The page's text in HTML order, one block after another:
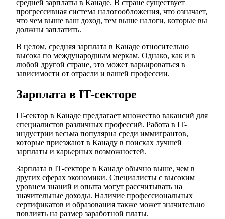
средней зарплаты в Канаде. В стране существует
прогрессивная система налогообложения, что означает,
что чем выше ваш доход, тем выше налоги, которые вы
должны заплатить.
В целом, средняя зарплата в Канаде относительно
высока по международным меркам. Однако, как и в
любой другой стране, это может варьироваться в
зависимости от отрасли и вашей профессии.
Зарплата в IT-секторе
IT-сектор в Канаде предлагает множество вакансий для
специалистов различных профессий. Работа в IT-
индустрии весьма популярна среди иммигрантов,
которые приезжают в Канаду в поисках лучшей
зарплаты и карьерных возможностей.
Зарплата в IT-секторе в Канаде обычно выше, чем в
других сферах экономики. Специалисты с высоким
уровнем знаний и опыта могут рассчитывать на
значительные доходы. Наличие профессиональных
сертификатов и образования также может значительно
повлиять на размер заработной платы.